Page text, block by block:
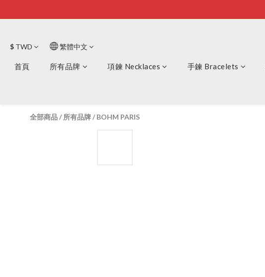
$ TWD 繁體中文
首頁 所有品牌 項鍊 Necklaces 手鍊 Bracelets
全部商品/所有品牌/BOHM PARIS